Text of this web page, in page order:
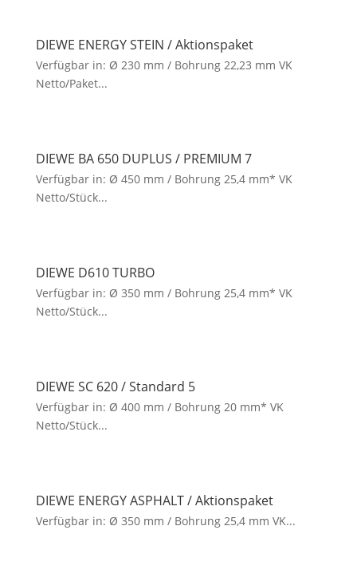
DIEWE ENERGY STEIN / Aktionspaket
Verfügbar in: Ø 230 mm / Bohrung 22,23 mm VK
Netto/Paket...
DIEWE BA 650 DUPLUS / PREMIUM 7
Verfügbar in: Ø 450 mm / Bohrung 25,4 mm* VK
Netto/Stück...
DIEWE D610 TURBO
Verfügbar in: Ø 350 mm / Bohrung 25,4 mm* VK
Netto/Stück...
DIEWE SC 620 / Standard 5
Verfügbar in: Ø 400 mm / Bohrung 20 mm* VK
Netto/Stück...
DIEWE ENERGY ASPHALT / Aktionspaket
Verfügbar in: Ø 350 mm / Bohrung 25,4 mm VK...